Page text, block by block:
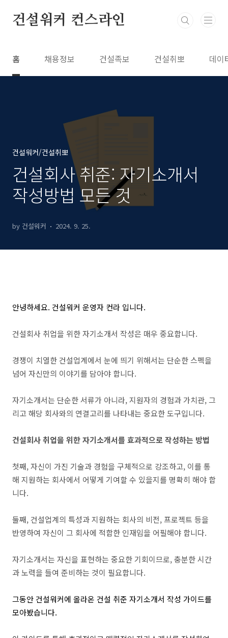
건설워커 컨스라인
홈 채용정보 건설족보 건설취뽀 데이
건설워커/건설취뽀
건설회사 취준: 자기소개서
작성방법 모든 것
by 건설워커 2024. 9. 25.
안녕하세요. 건설워커 운영자 컨라 입니다.
건설회사 취업을 위한 자기소개서 작성은 매우 중요합니다.
경쟁이 치열한 건설업계에서 눈에 띄기 위해서는 단순한 스펙을
넘어 자신만의 이야기를 담아야 합니다.
자기소개서는 단순한 서류가 아니라, 지원자의 경험과 가치관, 그
리고 해당 회사와의 연결고리를 나타내는 중요한 도구입니다.
건설회사 취업을 위한 자기소개서를 효과적으로 작성하는 방법
첫째, 자신이 가진 기술과 경험을 구체적으로 강조하고, 이를 통
해 지원하는 회사에서 어떻게 기여할 수 있을지를 명확히 해야 합
니다.
둘째, 건설업계의 특성과 지원하는 회사의 비전, 프로젝트 등을
반영하여 자신이 그 회사에 적합한 인재임을 어필해야 합니다.
자기소개서는 자신을 표현하는 중요한 기회이므로, 충분한 시간
과 노력을 들여 준비하는 것이 필요합니다.
그동안 건설워커에 올라온 건설 취준 자기소개서 작성 가이드를
모아봤습니다.